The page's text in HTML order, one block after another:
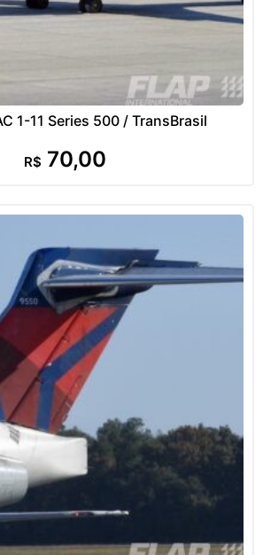
1-11 Series 500 / TransBrasil
R$ 70,00